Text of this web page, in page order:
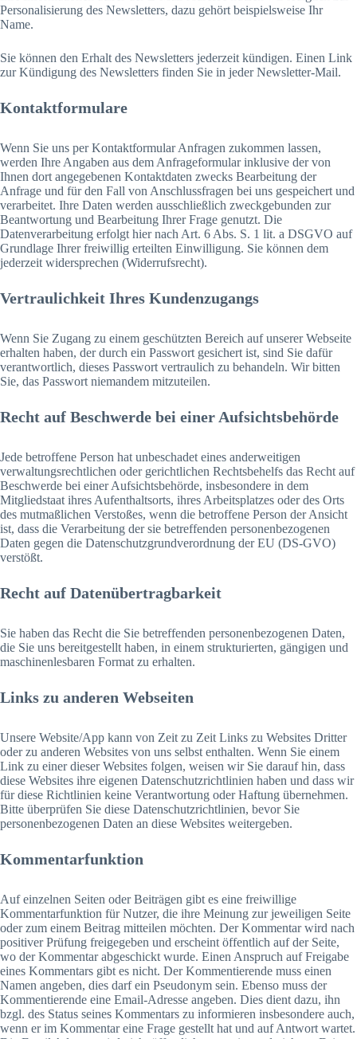
Personalisierung des Newsletters, dazu gehört beispielsweise Ihr
Name.
Sie können den Erhalt des Newsletters jederzeit kündigen. Einen Link
zur Kündigung des Newsletters finden Sie in jeder Newsletter-Mail.
Kontaktformulare
Wenn Sie uns per Kontaktformular Anfragen zukommen lassen,
werden Ihre Angaben aus dem Anfrageformular inklusive der von
Ihnen dort angegebenen Kontaktdaten zwecks Bearbeitung der
Anfrage und für den Fall von Anschlussfragen bei uns gespeichert und
verarbeitet. Ihre Daten werden ausschließlich zweckgebunden zur
Beantwortung und Bearbeitung Ihrer Frage genutzt. Die
Datenverarbeitung erfolgt hier nach Art. 6 Abs. S. 1 lit. a DSGVO auf
Grundlage Ihrer freiwillig erteilten Einwilligung. Sie können dem
jederzeit widersprechen (Widerrufsrecht).
Vertraulichkeit Ihres Kundenzugangs
Wenn Sie Zugang zu einem geschützten Bereich auf unserer Webseite
erhalten haben, der durch ein Passwort gesichert ist, sind Sie dafür
verantwortlich, dieses Passwort vertraulich zu behandeln. Wir bitten
Sie, das Passwort niemandem mitzuteilen.
Recht auf Beschwerde bei einer Aufsichtsbehörde
Jede betroffene Person hat unbeschadet eines anderweitigen
verwaltungsrechtlichen oder gerichtlichen Rechtsbehelfs das Recht auf
Beschwerde bei einer Aufsichtsbehörde, insbesondere in dem
Mitgliedstaat ihres Aufenthaltsorts, ihres Arbeitsplatzes oder des Orts
des mutmaßlichen Verstoßes, wenn die betroffene Person der Ansicht
ist, dass die Verarbeitung der sie betreffenden personenbezogenen
Daten gegen die Datenschutzgrundverordnung der EU (DS-GVO)
verstößt.
Recht auf Datenübertragbarkeit
Sie haben das Recht die Sie betreffenden personenbezogenen Daten,
die Sie uns bereitgestellt haben, in einem strukturierten, gängigen und
maschinenlesbaren Format zu erhalten.
Links zu anderen Webseiten
Unsere Website/App kann von Zeit zu Zeit Links zu Websites Dritter
oder zu anderen Websites von uns selbst enthalten. Wenn Sie einem
Link zu einer dieser Websites folgen, weisen wir Sie darauf hin, dass
diese Websites ihre eigenen Datenschutzrichtlinien haben und dass wir
für diese Richtlinien keine Verantwortung oder Haftung übernehmen.
Bitte überprüfen Sie diese Datenschutzrichtlinien, bevor Sie
personenbezogenen Daten an diese Websites weitergeben.
Kommentarfunktion
Auf einzelnen Seiten oder Beiträgen gibt es eine freiwillige
Kommentarfunktion für Nutzer, die ihre Meinung zur jeweiligen Seite
oder zum einem Beitrag mitteilen möchten. Der Kommentar wird nach
positiver Prüfung freigegeben und erscheint öffentlich auf der Seite,
wo der Kommentar abgeschickt wurde. Einen Anspruch auf Freigabe
eines Kommentars gibt es nicht. Der Kommentierende muss einen
Namen angeben, dies darf ein Pseudonym sein. Ebenso muss der
Kommentierende eine Email-Adresse angeben. Dies dient dazu, ihn
bzgl. des Status seines Kommentars zu informieren insbesondere auch,
wenn er im Kommentar eine Frage gestellt hat und auf Antwort wartet.